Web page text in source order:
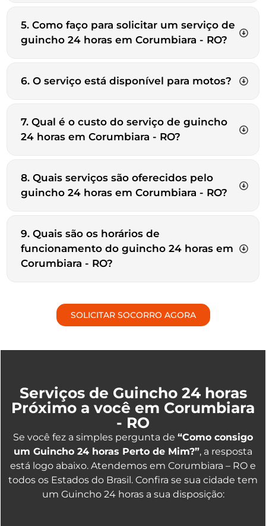
5. Como faço para solicitar um serviço de
guincho 24 horas em Corumbiara - RO?
6. O serviço está disponível para motos?
7. Qual é o custo do serviço de guincho
24 horas em Corumbiara - RO?
8. Quais serviços são oferecidos pelo
guincho 24 horas em Corumbiara - RO?
9. Quais são os horários de
funcionamento do guincho 24 horas em
Corumbiara - RO?
SOLICITAR SOCORRO AGORA
Serviços de Guincho 24 horas
Próximo a você em Corumbiara
- RO
Se você fez a simples pergunta de “Como consigo
um Guincho 24 horas Perto de Mim?”, a resposta
está logo abaixo. Atendemos em Corumbiara – RO e
todos os Estados do Brasil. Confira se sua cidade tem
um Guincho 24 horas a sua disposição: